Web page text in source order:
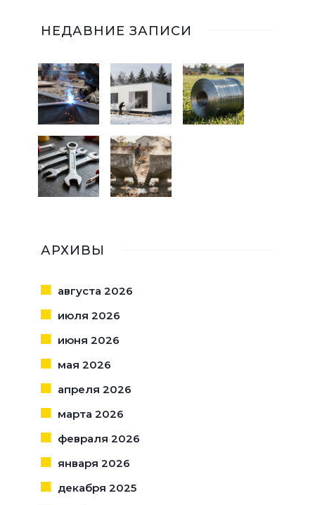
НЕДАВНИЕ ЗАПИСИ
АРХИВЫ
августа 2026
июля 2026
июня 2026
мая 2026
апреля 2026
марта 2026
февраля 2026
января 2026
декабря 2025